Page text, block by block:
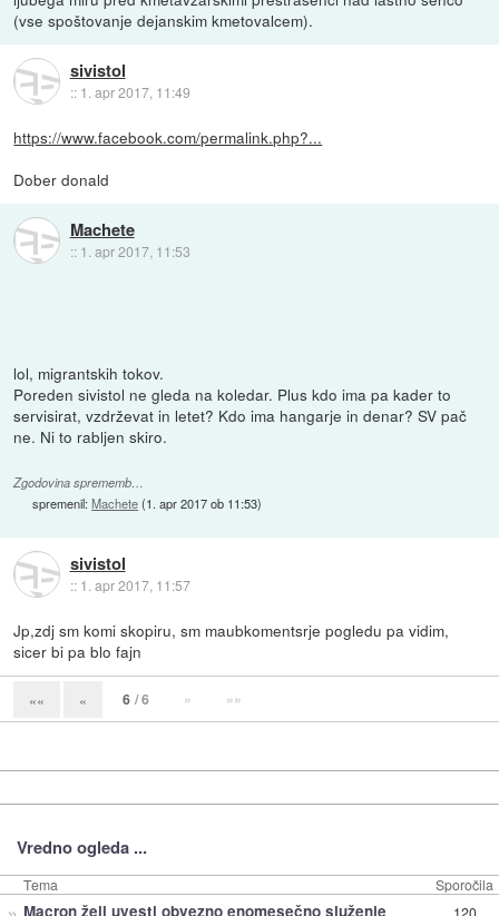
(vse spoštovanje dejanskim kmetovalcem).
sivistol
:: 1. apr 2017, 11:49
https://www.facebook.com/permalink.php?...
Dober donald
Machete
:: 1. apr 2017, 11:53
lol, migrantskih tokov.
Poreden sivistol ne gleda na koledar. Plus kdo ima pa kader to
servisirat, vzdrževat in letet? Kdo ima hangarje in denar? SV pač
ne. Ni to rabljen skiro.
Zgodovina sprememb…
spremenil:Machete(1. apr 2017 ob 11:53)
sivistol
:: 1. apr 2017, 11:57
Jp,zdj sm komi skopiru, sm maubkomentsrje pogledu pa vidim,
sicer bi pa blo fajn
«« « 6 / 6 » »»
Vredno ogleda ...
Tema Sporočila
Macron želi uvesti obvezno enomesečno služenje 120